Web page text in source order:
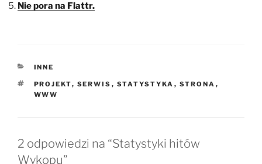
Nie pora na Flattr.
KATEGORIE
INNE
TAGI
PROJEKT, SERWIS , STATYSTYKA , STRONA ,
WWW
2 odpowiedzi na “Statystyki hitów
Wykopu”